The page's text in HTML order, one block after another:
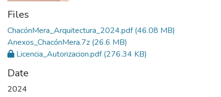
Files
ChacónMera_Arquitectura_2024.pdf(46.08 MB)
Anexos_ChacónMera.7z (26.6 MB)
Licencia_Autorizacion.pdf(276.34 KB)
Date
2024